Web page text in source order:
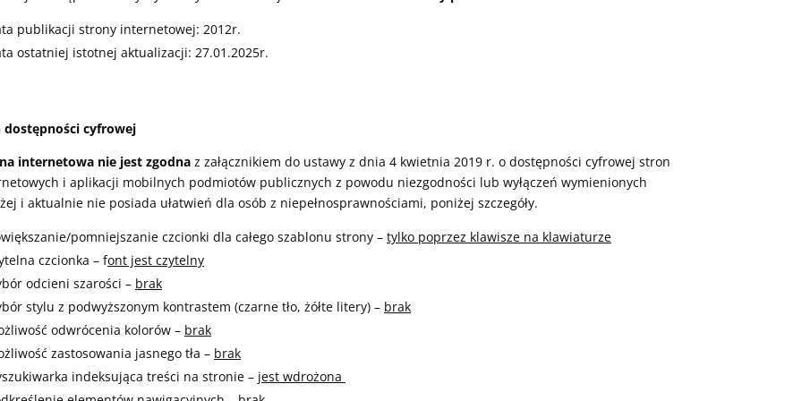
publikacji strony internetowej: 2012r.
ostatniej istotnej aktualizacji: 27.01.2025r.
dostępności cyfrowej
internetowa nie jest zgodna z załącznikiem do ustawy z dnia 4 kwietnia 2019 r. o dostępności cyfrowej stron
i aplikacji mobilnych podmiotów publicznych z powodu niezgodności lub wyłączeń wymienionych
i aktualnie nie posiada ułatwień dla osób z niepełnosprawnościami, poniżej szczegóły.
pomniejszanie czcionki dla całego szablonu strony – tylko poprzez klawisze na klawiaturze
czcionka – font jest czytelny
odcieni szarości – brak
stylu z podwyższonym kontrastem (czarne tło, żółte litery) – brak
odwrócenia kolorów – brak
zastosowania jasnego tła – brak
indeksująca treści na stronie – jest wdrożona